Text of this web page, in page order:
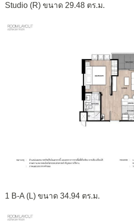
Studio (R) ขนาด 29.48 ตร.ม.
1 B-A (L) ขนาด 34.94 ตร.ม.